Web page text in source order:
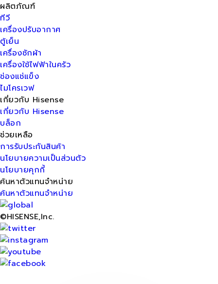
ผลิตภัณฑ์
ทีวี
เครื่องปรับอากาศ
ตู้เย็น
เครื่องซักผ้า
เครื่องใช้ไฟฟ้าในครัว
ช่องแช่แข็ง
ไมโครเวฟ
เกี่ยวกับ Hisense
เกี่ยวกับ Hisense
บล็อก
ช่วยเหลือ
การรับประกันสินค้า
นโยบายความเป็นส่วนตัว
นโยบายคุกกี้
ค้นหาตัวแทนจำหน่าย
ค้นหาตัวแทนจำหน่าย
©HISENSE,Inc.